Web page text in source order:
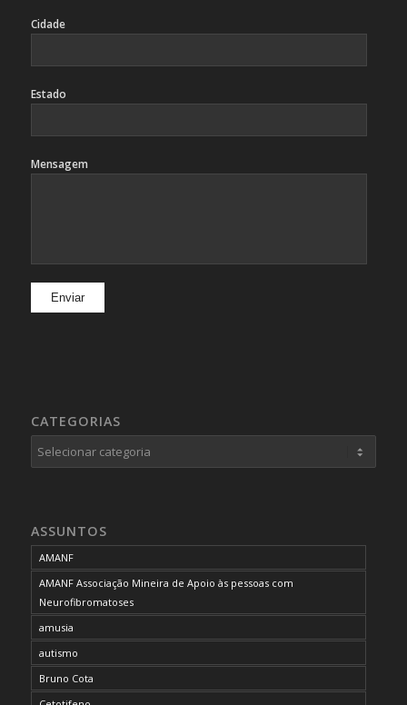
Cidade
Estado
Mensagem
CATEGORIAS
Categorias
ASSUNTOS
AMANF
AMANF Associação Mineira de Apoio às pessoas com
Neurofibromatoses
amusia
autismo
Bruno Cota